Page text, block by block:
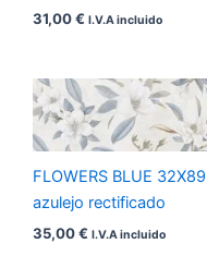
31,00€ I.V.A incluido
FLOWERS BLUE 32X89
azulejo rectificado
35,00€ I.V.A incluido